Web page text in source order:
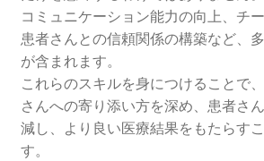
コミュニケーション能力の向上、チ
患者さんとの信頼関係の構築など、
が含まれます。
これらのスキルを身につけることで
さんへの寄り添い方を深め、患者さ
減し、より良い医療結果をもたらす
す。